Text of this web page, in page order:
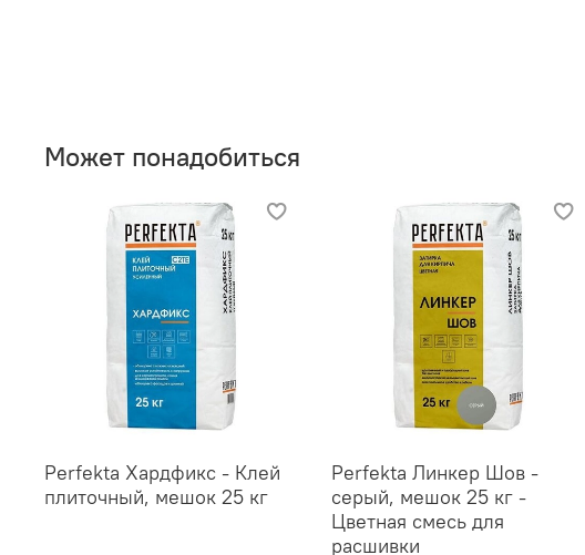
Может понадобиться
Perfekta Хардфикс - Клей
плиточный, мешок 25 кг
Perfekta Линкер Шов -
серый, мешок 25 кг -
Цветная смесь для
расшивки